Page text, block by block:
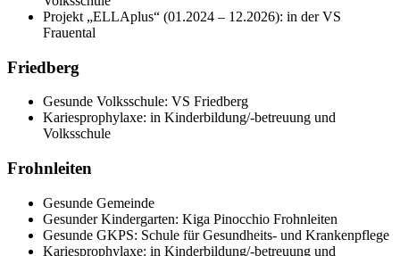
Projekt „ELLAplus“ (01.2024 – 12.2026): in der VS
Frauental
Friedberg
Gesunde Volksschule: VS Friedberg
Kariesprophylaxe: in Kinderbildung/-betreuung und
Volksschule
Frohnleiten
Gesunde Gemeinde
Gesunder Kindergarten: Kiga Pinocchio Frohnleiten
Gesunde GKPS: Schule für Gesundheits- und Krankenpflege
Kariesprophylaxe: in Kinderbildung/-betreuung und